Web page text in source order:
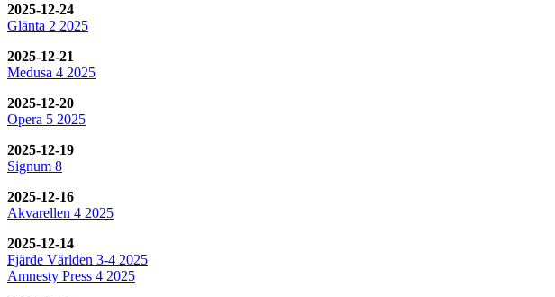
2025-12-24
Glänta 2 2025
2025-12-21
Medusa 4 2025
2025-12-20
Opera 5 2025
2025-12-19
Signum 8
2025-12-16
Akvarellen 4 2025
2025-12-14
Fjärde Världen 3-4 2025
Amnesty Press 4 2025